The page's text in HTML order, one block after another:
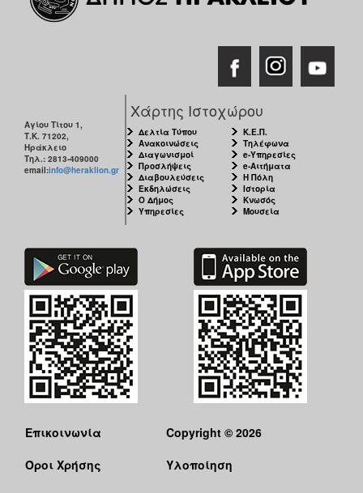
Αγίου Τίτου 1,
Τ.Κ. 71202,
Ηράκλειο
Τηλ.: 2813-409000
email:info@heraklion.gr
Χάρτης Ιστοχώρου
Δελτία Τύπου
Ανακοινώσεις
Διαγωνισμοί
Προσλήψεις
Διαβουλεύσεις
Εκδηλώσεις
Ο Δήμος
Υπηρεσίες
Κ.Ε.Π.
Τηλέφωνα
e-Υπηρεσίες
e-Αιτήματα
Η Πόλη
Ιστορία
Κνωσός
Μουσεία
Επικοινωνία
Όροι Χρήσης
Copyright © 2026
Υλοποίηση